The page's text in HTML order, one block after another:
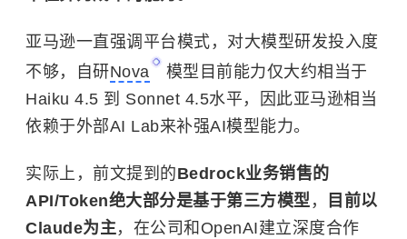
亚马逊一直强调平台模式，对大模型研发投入度
不够，自研Nova
模型目前能力仅大约相当于
Haiku 4.5 到 Sonnet 4.5水平，因此亚马逊相当
依赖于外部AI Lab来补强AI模型能力。
实际上，前文提到的Bedrock业务销售的
API/Token绝大部分是基于第三方模型 ，
目前以
Claude为主，在公司和OpenAI建立深度合作